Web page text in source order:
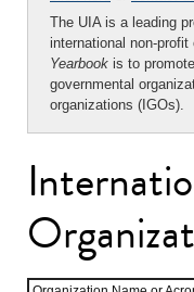
The UIA is a leading
international non-
Yearbook is to
governmental
organizations (IGOs).